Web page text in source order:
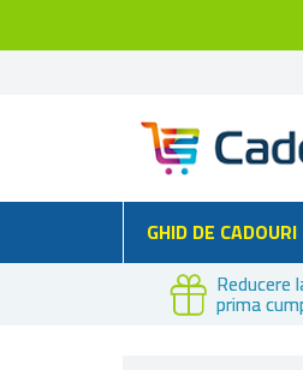
GHID DE CADOURI
Reducere
prima